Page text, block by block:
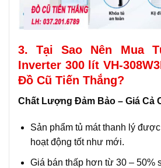
3. Tại Sao Nên Mua
Inverter 300 lít VH-
Đồ Cũ Tiến Thắng?
Chất Lượng Đảm Bảo – Giá Cả
Sản phẩm tủ mát thanh lý
hoạt động tốt như mới.
Giá bán thấp hơn từ 30 – 50%